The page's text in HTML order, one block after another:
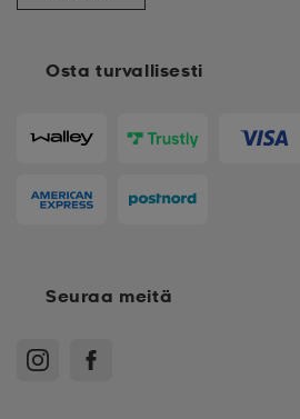
Osta turvallisesti
Seuraa meitä